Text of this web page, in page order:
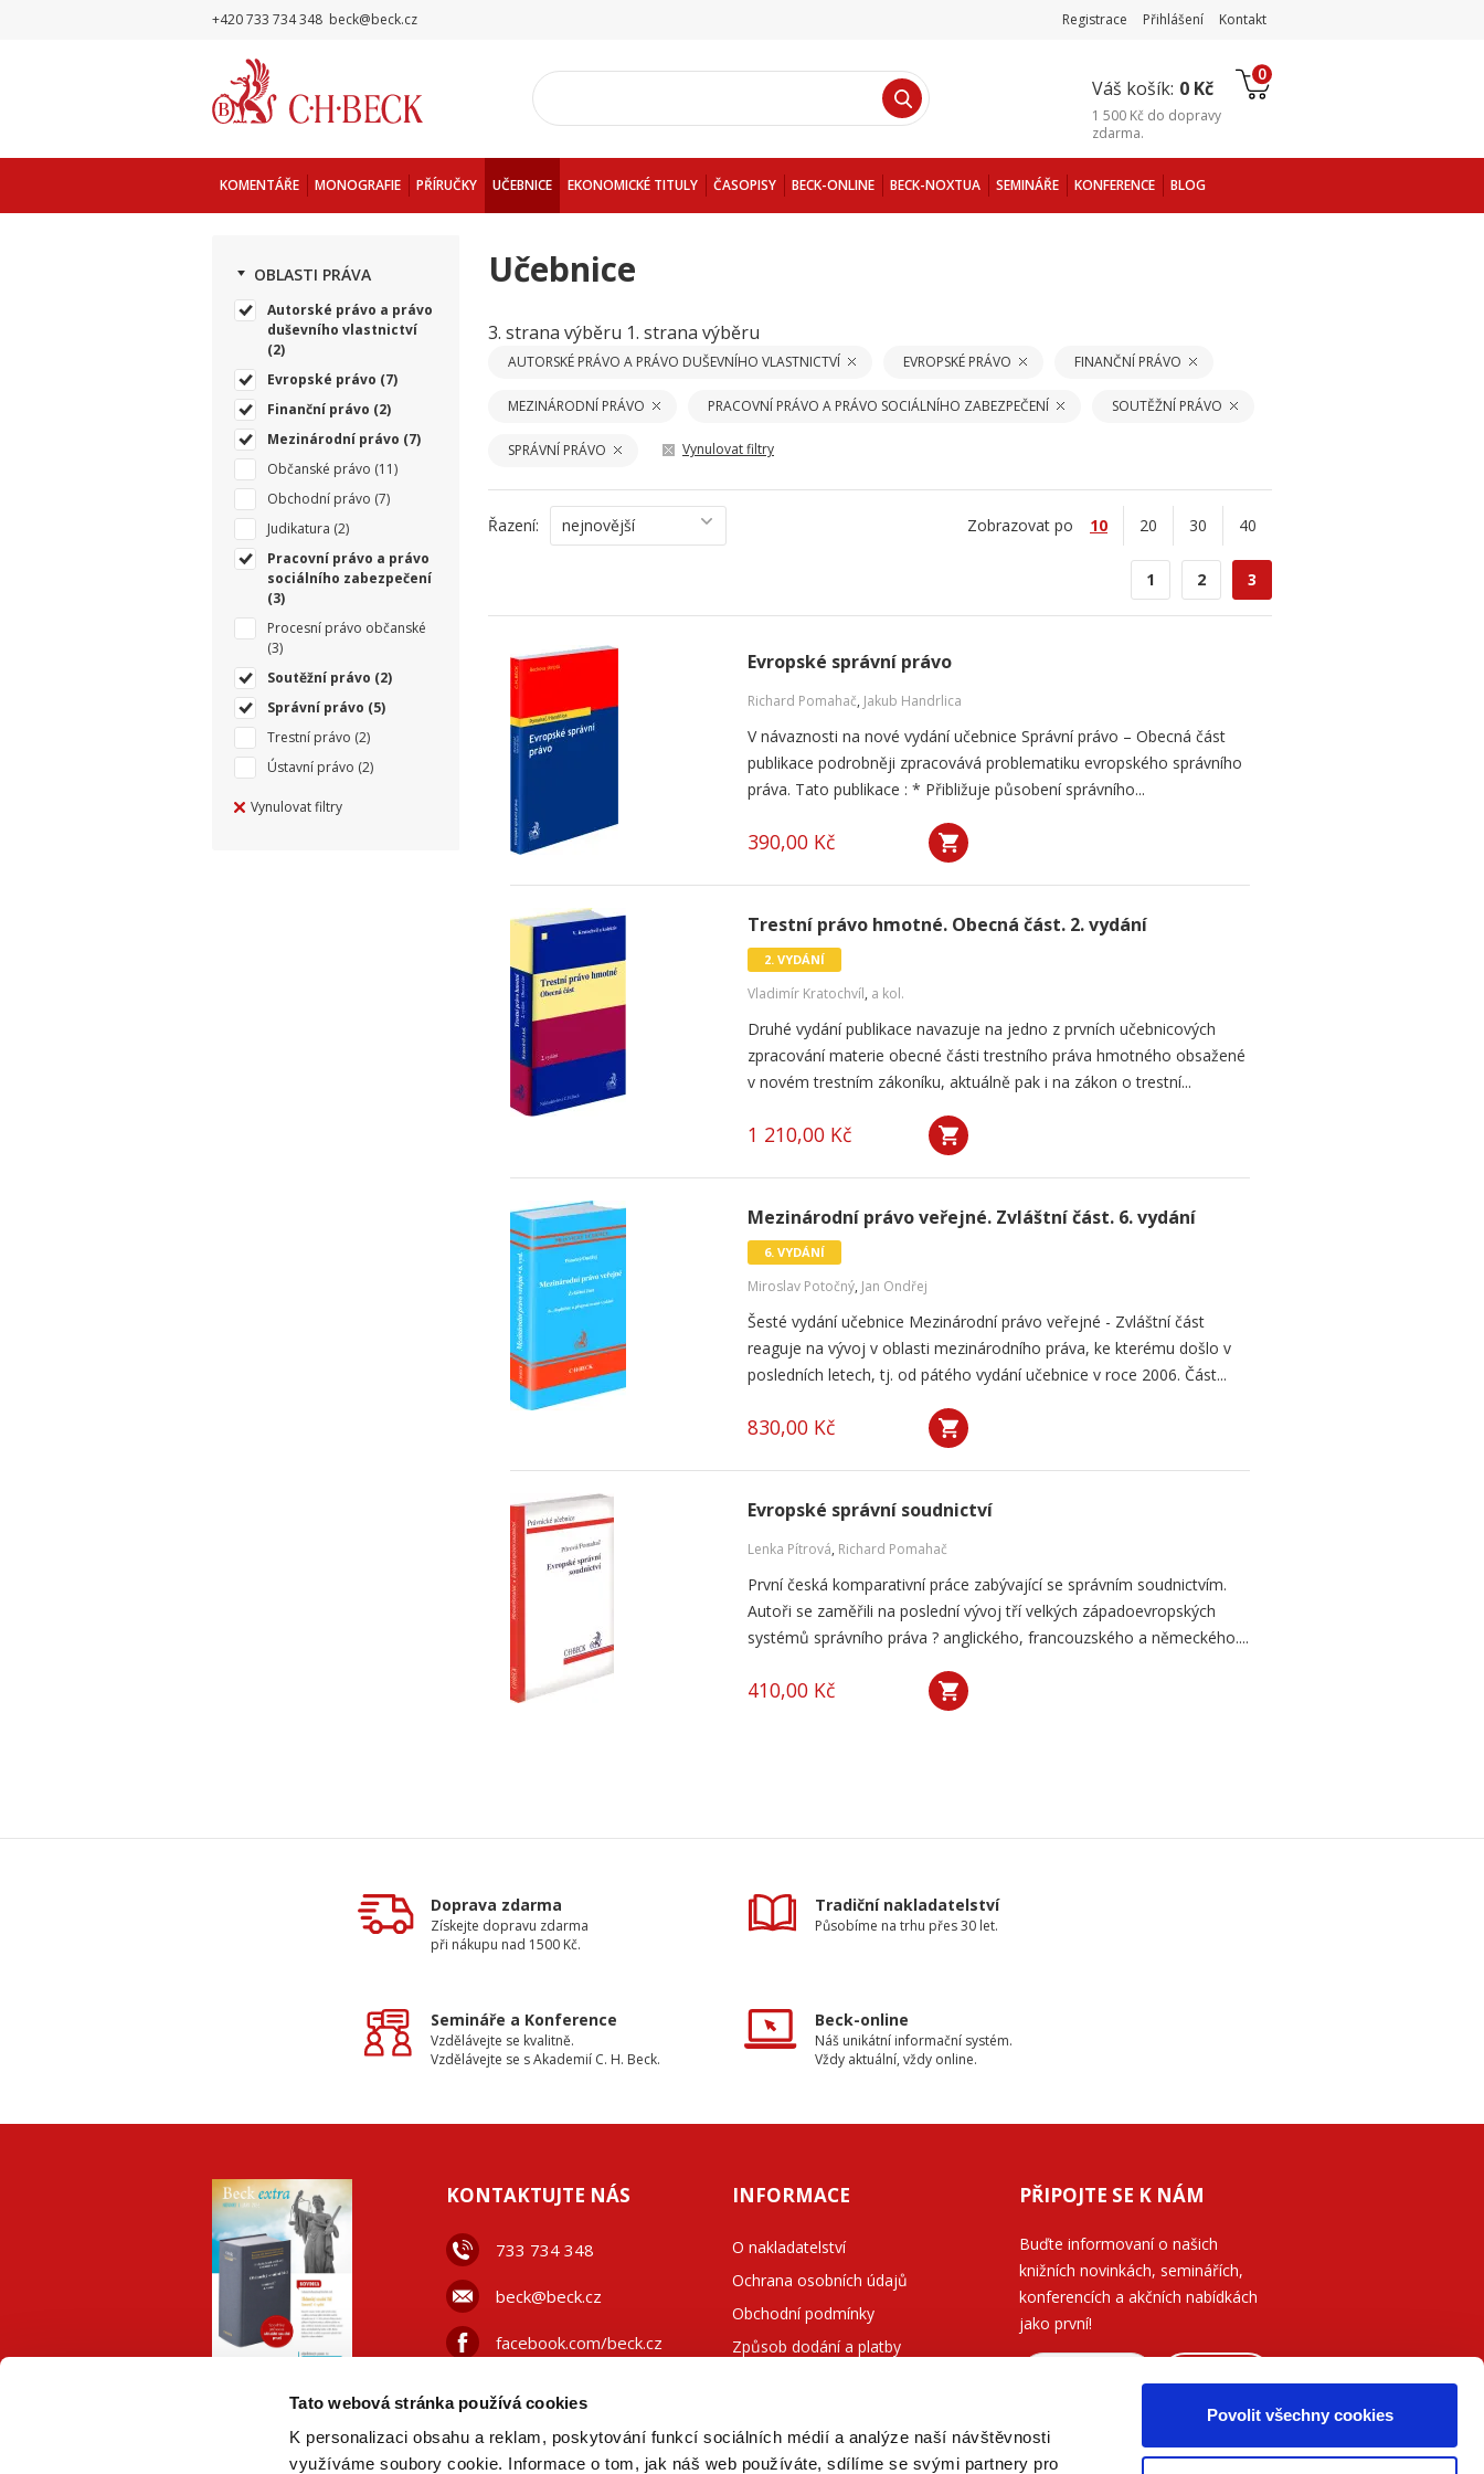
Tato webová stránka používá cookies
K personalizaci obsahu a reklam, poskytování funkcí sociálních médií a analýze naší návštěvnosti
využíváme soubory cookie. Informace o tom, jak náš web používáte, sdílíme se svými partnery pro
Povolit všechny cookies
+420 733 734 348 beck@beck.cz Registrace Přihlášení Kontakt
Váš košík: 0 Kč
0
1 500 Kč do dopravy
zdarma.
KOMENTÁŘE MONOGRAFIE PŘÍRUČKY UČEBNICE EKONOMICKÉ TITULY ČASOPISY BECK-ONLINE BECK-NOXTUA SEMINÁŘE KONFERENCE BLOG
OBLASTI PRÁVA
Autorské právo a právo
duševního vlastnictví
(2)
Evropské právo (7)
Finanční právo (2)
Mezinárodní právo (7)
Občanské právo (11)
Obchodní právo (7)
Judikatura (2)
Pracovní právo a právo
sociálního zabezpečení
(3)
Procesní právo občanské
(3)
Soutěžní právo (2)
Správní právo (5)
Trestní právo (2)
Ústavní právo (2)
Vynulovat filtry
Učebnice
3. strana výběru 1. strana výběru
AUTORSKÉ PRÁVO A PRÁVO DUŠEVNÍHO VLASTNICTVÍ EVROPSKÉ PRÁVO FINANČNÍ PRÁVO
MEZINÁRODNÍ PRÁVO PRACOVNÍ PRÁVO A PRÁVO SOCIÁLNÍHO ZABEZPEČENÍ SOUTĚŽNÍ PRÁVO
SPRÁVNÍ PRÁVO Vynulovat filtry
Řazení: nejnovější Zobrazovat po 10 20 30 40
1 2 3
Evropské správní právo
Richard Pomahač, Jakub Handrlica
V návaznosti na nové vydání učebnice Správní právo – Obecná část
publikace podrobněji zpracovává problematiku evropského správního
práva. Tato publikace : * Přibližuje působení správního...
390,00 Kč
Trestní právo hmotné. Obecná část. 2. vydání
2. VYDÁNÍ
Vladimír Kratochvíl, a kol.
Druhé vydání publikace navazuje na jedno z prvních učebnicových
zpracování materie obecné části trestního práva hmotného obsažené
v novém trestním zákoníku, aktuálně pak i na zákon o trestní...
1 210,00 Kč
Mezinárodní právo veřejné. Zvláštní část. 6. vydání
6. VYDÁNÍ
Miroslav Potočný, Jan Ondřej
Šesté vydání učebnice Mezinárodní právo veřejné - Zvláštní část
reaguje na vývoj v oblasti mezinárodního práva, ke kterému došlo v
posledních letech, tj. od pátého vydání učebnice v roce 2006. Část...
830,00 Kč
Evropské správní soudnictví
Lenka Pítrová, Richard Pomahač
První česká komparativní práce zabývající se správním soudnictvím.
Autoři se zaměřili na poslední vývoj tří velkých západoevropských
systémů správního práva ? anglického, francouzského a německého....
410,00 Kč
Doprava zdarma
Získejte dopravu zdarma
při nákupu nad 1500 Kč.
Tradiční nakladatelství
Působíme na trhu přes 30 let.
Semináře a Konference
Vzdělávejte se kvalitně.
Vzdělávejte se s Akademií C. H. Beck.
Beck-online
Náš unikátní informační systém.
Vždy aktuální, vždy online.
PDF
VERZE
KONTAKTUJTE NÁS
733 734 348
beck@beck.cz
facebook.com/beck.cz
INFORMACE
O nakladatelství
Ochrana osobních údajů
Obchodní podmínky
Způsob dodání a platby
PŘIPOJTE SE K NÁM
Buďte informovaní o našich
knižních novinkách, seminářích,
konferencích a akčních nabídkách
jako první!
Přečtěte si, jak naše nakladatelství
nakládá s Vašimi
osobními údaji.